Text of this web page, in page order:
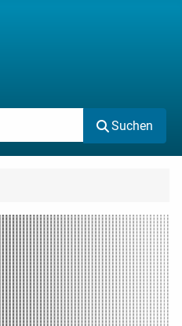
Suchen